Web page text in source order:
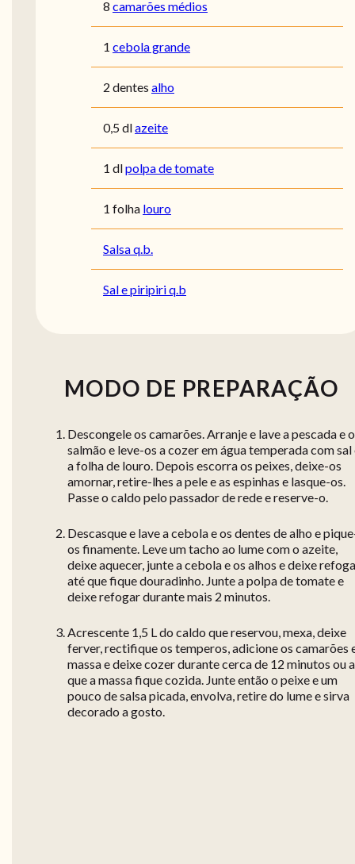
8 camarões médios
1 cebola grande
2 dentes alho
0,5 dlazeite
1 dlpolpa de tomate
1 folha louro
Salsa q.b.
Sal e piripiri q.b
MODO DE PREPARAÇÃO
Descongele os camarões. Arranje e lave a pescada e o
salmão e leve-os a cozer em água temperada com sal
a folha de louro. Depois escorra os peixes, deixe-os
amornar, retire-lhes a pele e as espinhas e lasque-os.
Passe o caldo pelo passador de rede e reserve-o.
Descasque e lave a cebola e os dentes de alho e
os finamente. Leve um tacho ao lume com o azeite,
deixe aquecer, junte a cebola e os alhos e deixe
até que fique douradinho. Junte a polpa de tomate e
deixe refogar durante mais 2 minutos.
Acrescente 1,5 L do caldo que reservou, mexa, deixe
ferver, rectifique os temperos, adicione os camarões
massa e deixe cozer durante cerca de 12 minutos ou
que a massa fique cozida. Junte então o peixe e um
pouco de salsa picada, envolva, retire do lume e sirva
decorado a gosto.